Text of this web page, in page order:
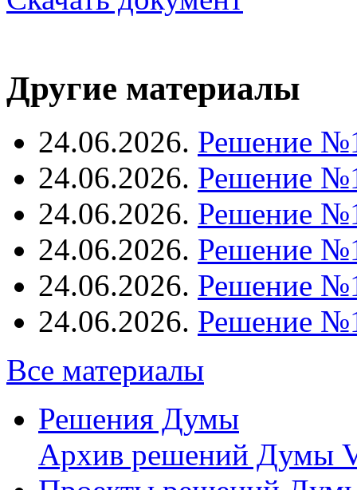
Другие материалы
24.06.2026. Решение
24.06.2026. Решение
24.06.2026. Решение
24.06.2026. Решение
24.06.2026. Решение
24.06.2026. Решение
Все материалы
Решения Думы
Архив решений Думы